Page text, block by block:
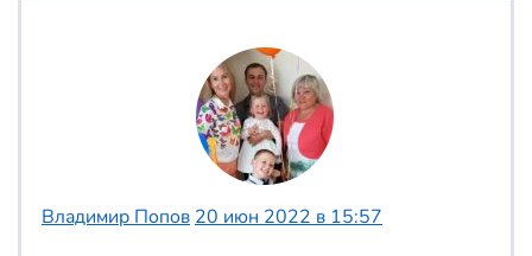
Владимир Попов 20 июн 2022 в 15:57